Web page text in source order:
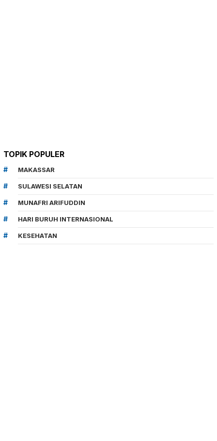
TOPIK POPULER
MAKASSAR
SULAWESI SELATAN
MUNAFRI ARIFUDDIN
HARI BURUH INTERNASIONAL
KESEHATAN